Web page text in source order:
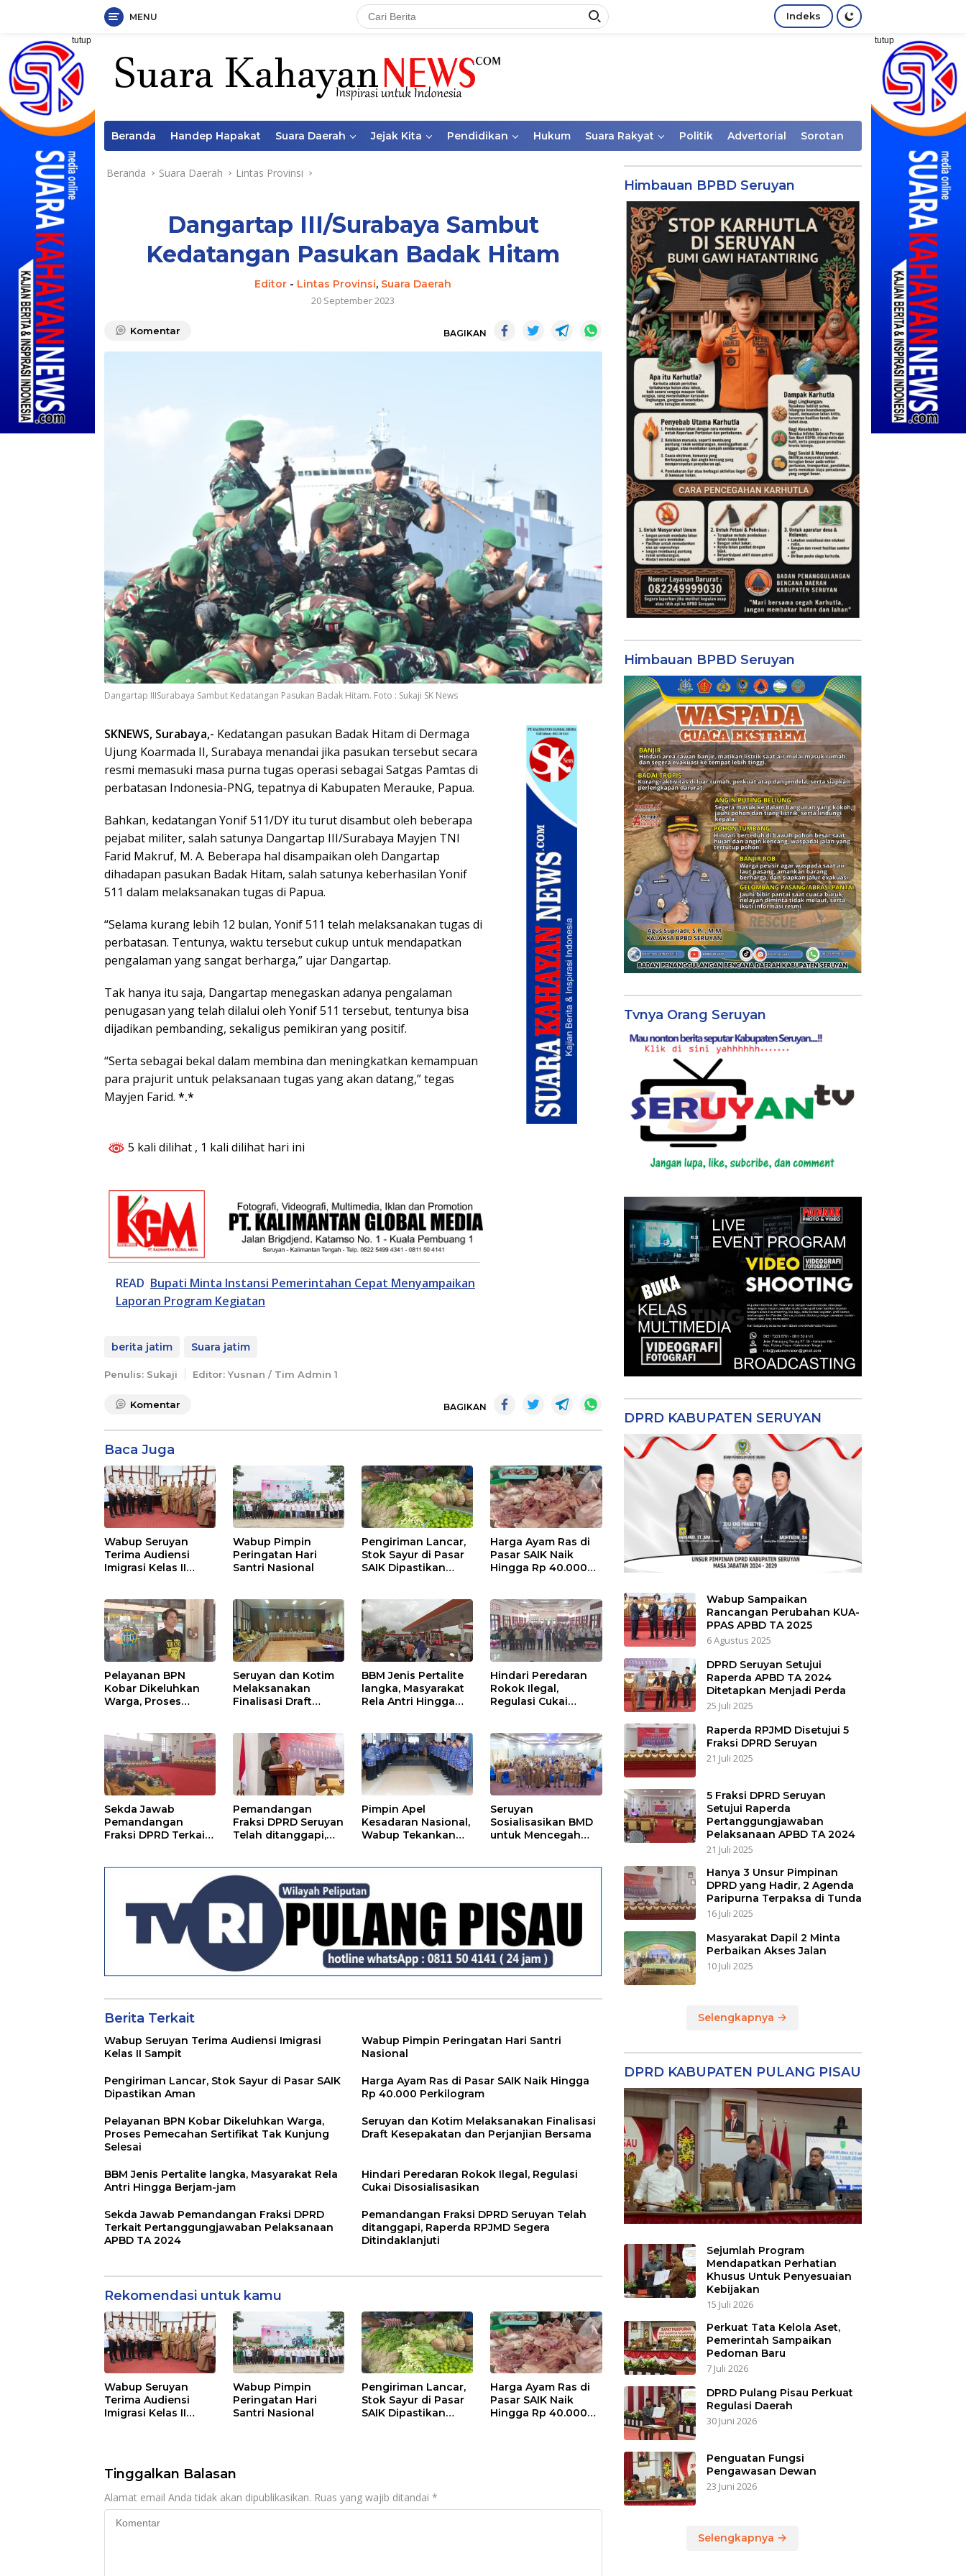
Langsung
konten
MENU Indeks
tutup tutup
Beranda Handep Hapakat Suara Daerah Jejak Kita Pendidikan Hukum Suara Rakyat Politik Advertorial Sorotan
Beranda Suara Daerah Lintas Provinsi
Dangartap III/Surabaya Sambut
Kedatangan Pasukan Badak Hitam
Editor - Lintas Provinsi, Suara Daerah
20 September 2023
Komentar BAGIKAN
Dangartap IIISurabaya Sambut Kedatangan Pasukan Badak Hitam. Foto : Sukaji SK News
SKNEWS, Surabaya,- Kedatangan pasukan Badak Hitam di Dermaga
Ujung Koarmada II, Surabaya menandai jika pasukan tersebut secara
resmi memasuki masa purna tugas operasi sebagai Satgas Pamtas di
perbatasan Indonesia-PNG, tepatnya di Kabupaten Merauke, Papua.
Bahkan, kedatangan Yonif 511/DY itu turut disambut oleh beberapa
pejabat militer, salah satunya Dangartap III/Surabaya Mayjen TNI
Farid Makruf, M. A. Beberapa hal disampaikan oleh Dangartap
dihadapan pasukan Badak Hitam, salah satunya keberhasilan Yonif
511 dalam melaksanakan tugas di Papua.
“Selama kurang lebih 12 bulan, Yonif 511 telah melaksanakan tugas di
perbatasan. Tentunya, waktu tersebut cukup untuk mendapatkan
pengalaman yang sangat berharga,” ujar Dangartap.
Tak hanya itu saja, Dangartap menegaskan adanya pengalaman
penugasan yang telah dilalui oleh Yonif 511 tersebut, tentunya bisa
dijadikan pembanding, sekaligus pemikiran yang positif.
“Serta sebagai bekal dalam membina dan meningkatkan kemampuan
para prajurit untuk pelaksanaan tugas yang akan datang,” tegas
Mayjen Farid. *.*
5 kali dilihat , 1 kali dilihat hari ini
READ Bupati Minta Instansi Pemerintahan Cepat Menyampaikan
Laporan Program Kegiatan
berita jatim Suara jatim
Penulis: Sukaji Editor: Yusnan / Tim Admin 1
Komentar BAGIKAN
Baca Juga
Wabup Seruyan
Terima Audiensi
Imigrasi Kelas II
Wabup Pimpin
Peringatan Hari
Santri Nasional
Pengiriman Lancar,
Stok Sayur di Pasar
SAIK Dipastikan
Harga Ayam Ras di
Pasar SAIK Naik
Hingga Rp 40.000
Pelayanan BPN
Kobar Dikeluhkan
Warga, Proses
Kunjung Selesai
Seruyan dan Kotim
Melaksanakan
Finalisasi Draft
BBM Jenis Pertalite
langka, Masyarakat
Rela Antri Hingga
Hindari Peredaran
Rokok Ilegal,
Regulasi Cukai
Sekda Jawab
Pemandangan
Fraksi DPRD Terkait
Pemandangan
Fraksi DPRD Seruyan
Telah ditanggapi,
Ditindaklanjuti
Pimpin Apel
Kesadaran Nasional,
Wabup Tekankan
Seruyan
Sosialisasikan BMD
untuk Mencegah
Berita Terkait
Wabup Seruyan Terima Audiensi Imigrasi
Kelas II Sampit
Wabup Pimpin Peringatan Hari Santri
Nasional
Pengiriman Lancar, Stok Sayur di Pasar SAIK
Dipastikan Aman
Harga Ayam Ras di Pasar SAIK Naik Hingga
Rp 40.000 Perkilogram
Pelayanan BPN Kobar Dikeluhkan Warga,
Proses Pemecahan Sertifikat Tak Kunjung
Selesai
Seruyan dan Kotim Melaksanakan Finalisasi
Draft Kesepakatan dan Perjanjian Bersama
BBM Jenis Pertalite langka, Masyarakat Rela
Antri Hingga Berjam-jam
Hindari Peredaran Rokok Ilegal, Regulasi
Cukai Disosialisasikan
Sekda Jawab Pemandangan Fraksi DPRD
Terkait Pertanggungjawaban Pelaksanaan
APBD TA 2024
Pemandangan Fraksi DPRD Seruyan Telah
ditanggapi, Raperda RPJMD Segera
Ditindaklanjuti
Rekomendasi untuk kamu
Wabup Seruyan
Terima Audiensi
Imigrasi Kelas II
Wabup Pimpin
Peringatan Hari
Santri Nasional
Pengiriman Lancar,
Stok Sayur di Pasar
SAIK Dipastikan
Harga Ayam Ras di
Pasar SAIK Naik
Hingga Rp 40.000
Tinggalkan Balasan
Alamat email Anda tidak akan dipublikasikan. Ruas yang wajib ditandai *
Himbauan BPBD Seruyan
Himbauan BPBD Seruyan
Tvnya Orang Seruyan
DPRD KABUPATEN SERUYAN
Wabup Sampaikan
Rancangan Perubahan KUA-
PPAS APBD TA 2025
6 Agustus 2025
DPRD Seruyan Setujui
Raperda APBD TA 2024
Ditetapkan Menjadi Perda
25 Juli 2025
Raperda RPJMD Disetujui 5
Fraksi DPRD Seruyan
21 Juli 2025
5 Fraksi DPRD Seruyan
Setujui Raperda
Pertanggungjawaban
Pelaksanaan APBD TA 2024
21 Juli 2025
Hanya 3 Unsur Pimpinan
DPRD yang Hadir, 2 Agenda
Paripurna Terpaksa di Tunda
16 Juli 2025
Masyarakat Dapil 2 Minta
Perbaikan Akses Jalan
10 Juli 2025
Selengkapnya
DPRD KABUPATEN PULANG PISAU
Sejumlah Program
Mendapatkan Perhatian
Khusus Untuk Penyesuaian
Kebijakan
15 Juli 2026
Perkuat Tata Kelola Aset,
Pemerintah Sampaikan
Pedoman Baru
7 Juli 2026
DPRD Pulang Pisau Perkuat
Regulasi Daerah
30 Juni 2026
Penguatan Fungsi
Pengawasan Dewan
23 Juni 2026
Selengkapnya